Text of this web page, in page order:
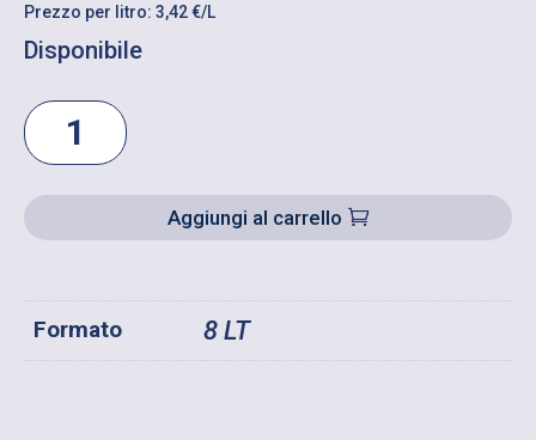
Prezzo per litro: 3,42 €/L
Disponibile
SECCHIO
PER
PITTURA
RETTANGOLARE
QUANTITÀ
Aggiungi al carrello
Formato 8 LT